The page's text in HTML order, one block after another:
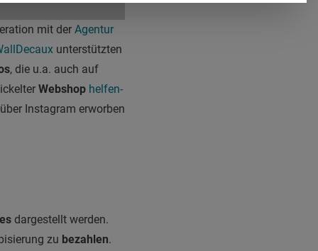
mit der Agentur
unterstützten
, die u.a. auch auf
Webshop helfen-
Instagram erworben
dargestellt werden.
zu bezahlen.